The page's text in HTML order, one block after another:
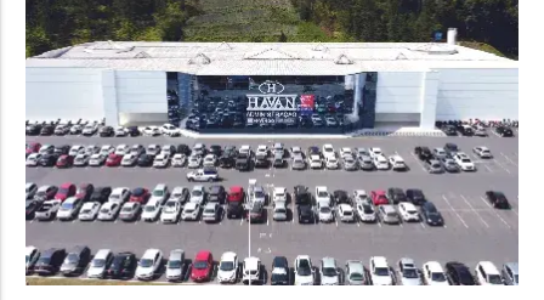
pagamento de contas recorrentes, como mensalidade
escolar,...